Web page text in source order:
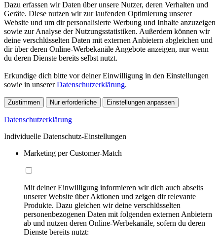
Dazu erfassen wir Daten über unsere Nutzer, deren Verhalten und
Geräte. Diese nutzen wir zur laufenden Optimierung unserer
Website und um dir personalisierte Werbung und Inhalte anzuzeigen
sowie zur Analyse der Nutzungsstatistiken. Außerdem können wir
deine verschlüsselten Daten mit externen Anbietern abgleichen und
dir über deren Online-Werbekanäle Angebote anzeigen, nur wenn
du deren Dienste bereits selbst nutzt.
Erkundige dich bitte vor deiner Einwilligung in den Einstellungen
sowie in unsererDatenschutzerklärung.
Zustimmen Nur erforderliche Einstellungen anpassen
Datenschutzerklärung
Individuelle Datenschutz-Einstellungen
Marketing per Customer-Match
Mit deiner Einwilligung informieren wir dich auch abseits
unserer Website über Aktionen und zeigen dir relevante
Produkte. Dazu gleichen wir deine verschlüsselten
personenbezogenen Daten mit folgenden externen Anbietern
ab und nutzen deren Online-Werbekanäle, sofern du deren
Dienste bereits nutzt: